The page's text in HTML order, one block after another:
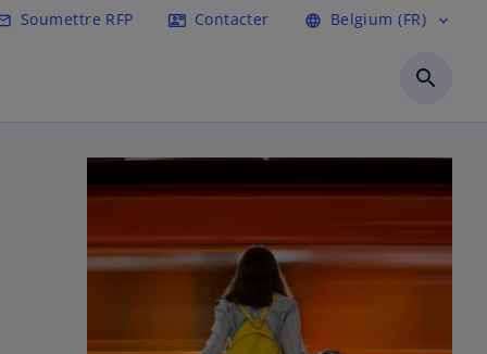
Soumettre RFP contact_mail Contacter language Belgium (FR) expand_more
search